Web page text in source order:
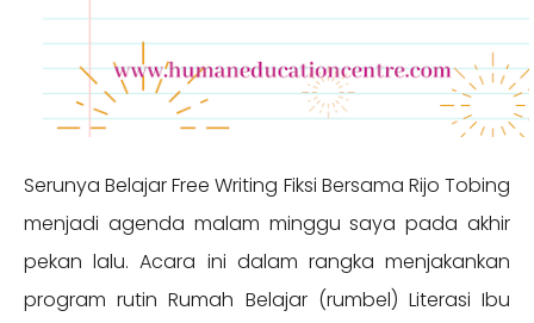
Serunya Belajar Free Writing Fiksi Bersama Rijo Tobing
menjadi agenda malam minggu saya pada akhir
pekan lalu. Acara ini dalam rangka menjakankan
program rutin Rumah Belajar (rumbel) Literasi Ibu